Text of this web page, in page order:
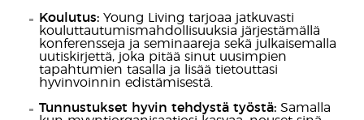
Koulutus: Young Living tarjoaa jatkuvasti
kouluttautumismahdollisuuksia järjestämällä
konferensseja ja seminaareja sekä julkaisemalla
uutiskirjettä, joka pitää sinut uusimpien
tapahtumien tasalla ja lisää tietouttasi
hyvinvoinnin edistämisestä.
Tunnustukset hyvin tehdystä työstä: Samalla